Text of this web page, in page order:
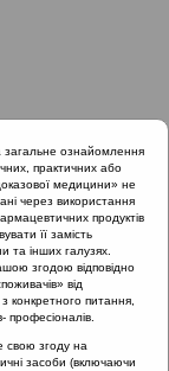
загальне ознайомлення
практичних або
медицини» не
через використання
продуктів
її замість
та інших галузях.
згодою відповідно
від
конкретного питання,
професіоналів.
свою згоду на
засоби (включаючи